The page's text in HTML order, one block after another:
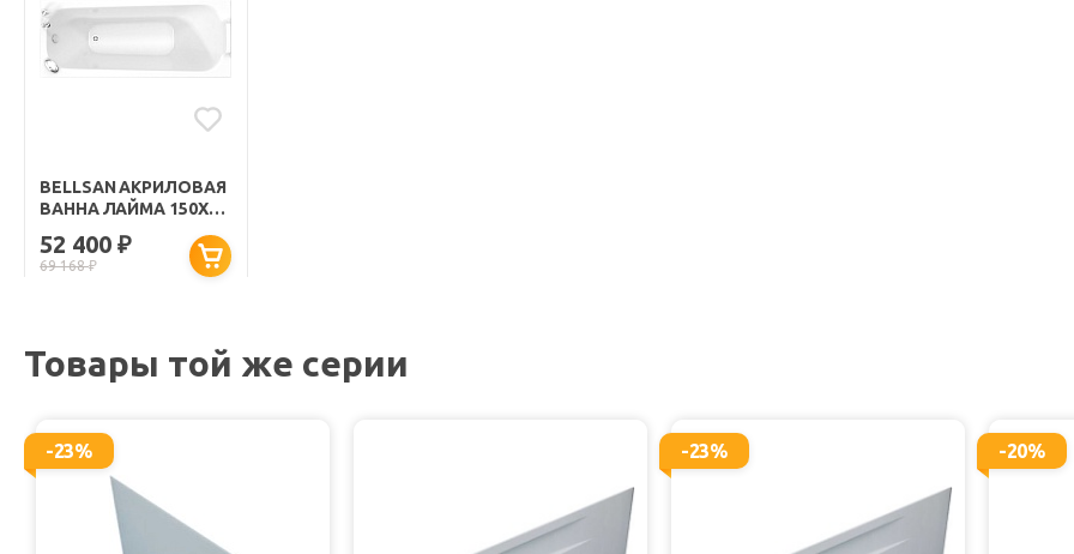
BELLSAN АКРИЛОВАЯ
ВАННА ЛАЙМА 150X70
С ГИДРОМАССАЖЕМ
52 400₽
69 168₽
Товары той же серии
-23% -23% -20%